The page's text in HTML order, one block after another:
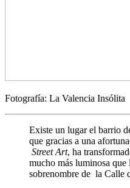
Fotografía: La Valencia Insólita
Existe un lugar el barrio
que gracias a una
Street Art, ha
mucho más luminosa que
sobrenombre de la Calle